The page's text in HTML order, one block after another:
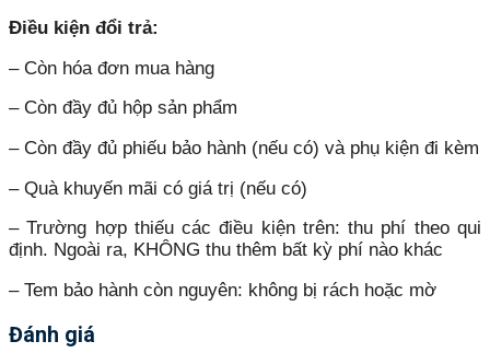
Điều kiện đổi trả:
– Còn hóa đơn mua hàng
– Còn đầy đủ hộp sản phẩm
– Còn đầy đủ phiếu bảo hành (nếu có) và phụ kiện đi kèm
– Quà khuyến mãi có giá trị (nếu có)
– Trường hợp thiếu các điều kiện trên: thu phí theo qui
định. Ngoài ra, KHÔNG thu thêm bất kỳ phí nào khác
– Tem bảo hành còn nguyên: không bị rách hoặc mờ
Đánh giá